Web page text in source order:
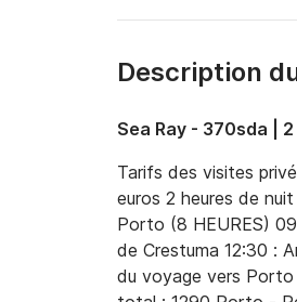
Description
Sea Ray - 370sda |
Tarifs des visites
euros 2 heures de
Porto (8 HEURES)
de Crestuma 12:30 :
du voyage vers Porto